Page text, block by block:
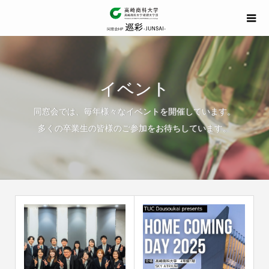
イベント
同窓会では、毎年様々なイベントを開催しています。
多くの卒業生の皆様のご参加をお待ちしています。